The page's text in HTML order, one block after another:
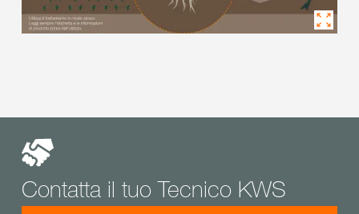
Contatta il tuo Tecnico KWS